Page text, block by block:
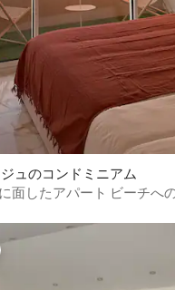
ュのコンドミニアム
面したアパート ビーチへ